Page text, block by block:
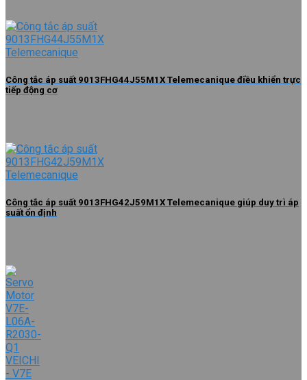
Công tắc áp suất 9013FHG44J55M1X Telemecanique điều khiển trực
tiếp động cơ
Công tắc áp suất 9013FHG42J59M1X Telemecanique giúp duy trì áp
suất ổn định